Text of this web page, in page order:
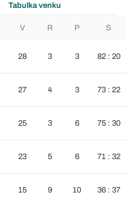
Tabulka venku
V R P S
28 3 3 82 : 20
27 4 3 73 : 22
25 3 6 75 : 30
23 5 6 71 : 32
15 9 10 36 : 37